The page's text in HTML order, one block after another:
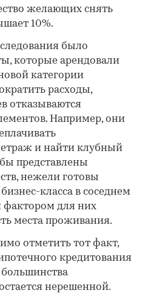
желающих снять
10%.
было
которые арендовали
категории
расходы,
отказываются
Например, они
и найти клубный
представлены
нежели готовы
класса в соседнем
для них
места проживания.
отметить тот факт,
кредитования
нерешенной.